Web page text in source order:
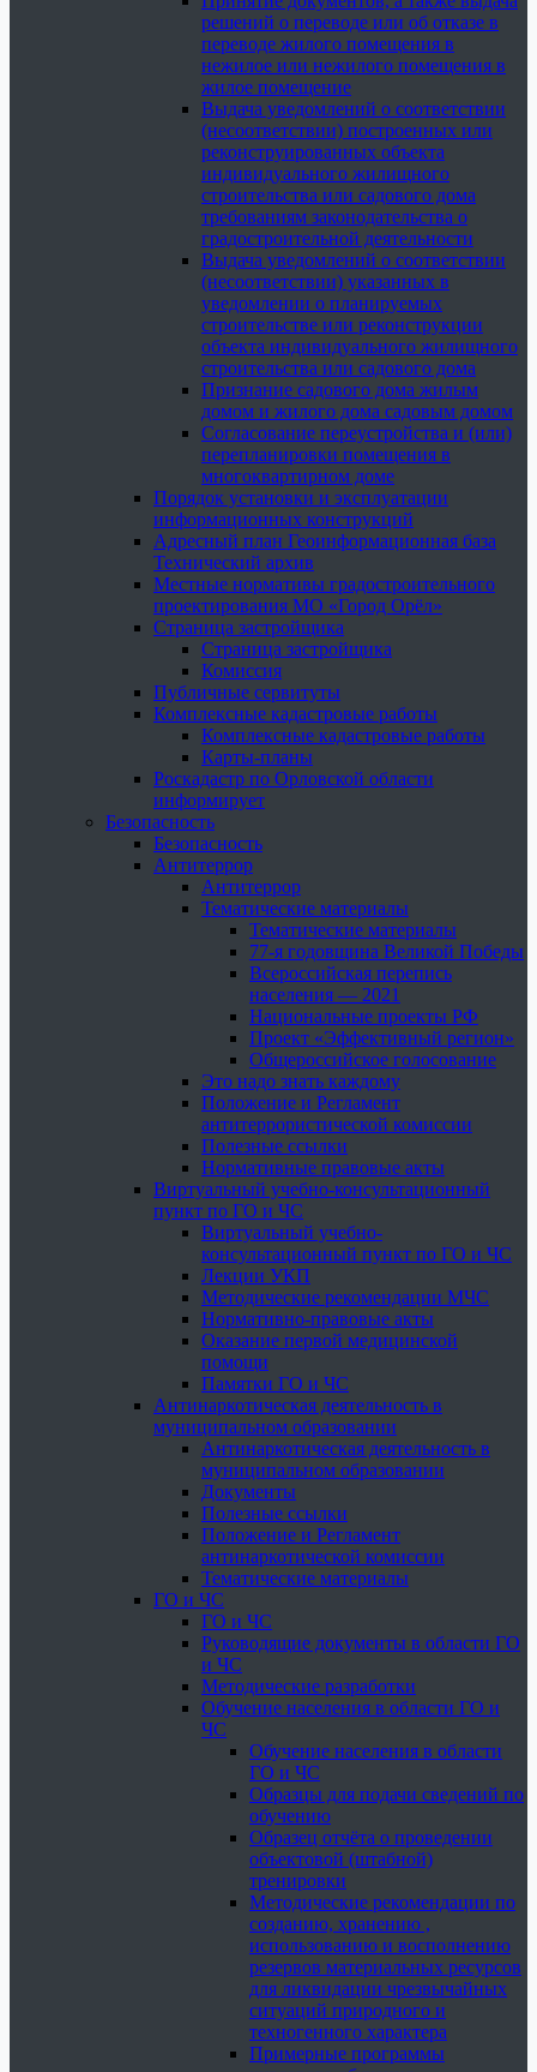
решений о переводе или об отказе в
переводе жилого помещения в
нежилое или нежилого помещения в
жилое помещение
Выдача уведомлений о соответствии
(несоответствии) построенных или
реконструированных объекта
индивидуального жилищного
строительства или садового дома
требованиям законодательства о
градостроительной деятельности
Выдача уведомлений о соответствии
(несоответствии) указанных в
уведомлении о планируемых
строительстве или реконструкции
объекта индивидуального жилищного
строительства или садового дома
Признание садового дома жилым
домом и жилого дома садовым домом
Согласование переустройства и (или)
перепланировки помещения в
многоквартирном доме
Порядок установки и эксплуатации
информационных конструкций
Адресный план Геоинформационная база
Технический архив
Местные нормативы градостроительного
проектирования МО «Город Орёл»
Страница застройщика
Страница застройщика
Комиссия
Публичные сервитуты
Комплексные кадастровые работы
Комплексные кадастровые работы
Карты-планы
Роскадастр по Орловской области
информирует
Безопасность
Безопасность
Антитеррор
Антитеррор
Тематические материалы
Тематические материалы
77-я годовщина Великой Победы
Всероссийская перепись
населения — 2021
Национальные проекты РФ
Проект «Эффективный регион»
Общероссийское голосование
Это надо знать каждому
Положение и Регламент
антитеррористической комиссии
Полезные ссылки
Нормативные правовые акты
Виртуальный учебно-консультационный
пункт по ГО и ЧС
Виртуальный учебно-
консультационный пункт по ГО и ЧС
Лекции УКП
Методические рекомендации МЧС
Нормативно-правовые акты
Оказание первой медицинской
помощи
Памятки ГО и ЧС
Антинаркотическая деятельность в
муниципальном образовании
Антинаркотическая деятельность в
муниципальном образовании
Документы
Полезные ссылки
Положение и Регламент
антинаркотической комиссии
Тематические материалы
ГО и ЧС
ГО и ЧС
Руководящие документы в области ГО
и ЧС
Методические разработки
Обучение населения в области ГО и
ЧС
Обучение населения в области
ГО и ЧС
Образцы для подачи сведений по
обучению
Образец отчёта о проведении
объектовой (штабной)
тренировки
Методические рекомендации по
созданию, хранению ,
использованию и восполнению
резервов материальных ресурсов
для ликвидации чрезвычайных
ситуаций природного и
техногенного характера
Примерные программы